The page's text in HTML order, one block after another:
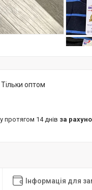
Тільки оптом
протягом 14 днів за
Інформація для